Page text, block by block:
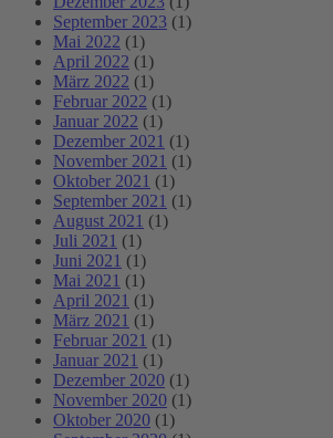
September 2023 (1)
Mai 2022 (1)
April 2022 (1)
März 2022 (1)
Februar 2022 (1)
Januar 2022 (1)
Dezember 2021 (1)
November 2021 (1)
Oktober 2021 (1)
September 2021 (1)
August 2021 (1)
Juli 2021 (1)
Juni 2021 (1)
Mai 2021 (1)
April 2021 (1)
März 2021 (1)
Februar 2021 (1)
Januar 2021 (1)
Dezember 2020 (1)
November 2020 (1)
Oktober 2020 (1)